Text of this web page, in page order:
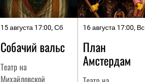
15 августа 17:00, Сб
Собачий вальс
Театр на
Михайловской
16 августа 17:00, Вс
План
Амстердам